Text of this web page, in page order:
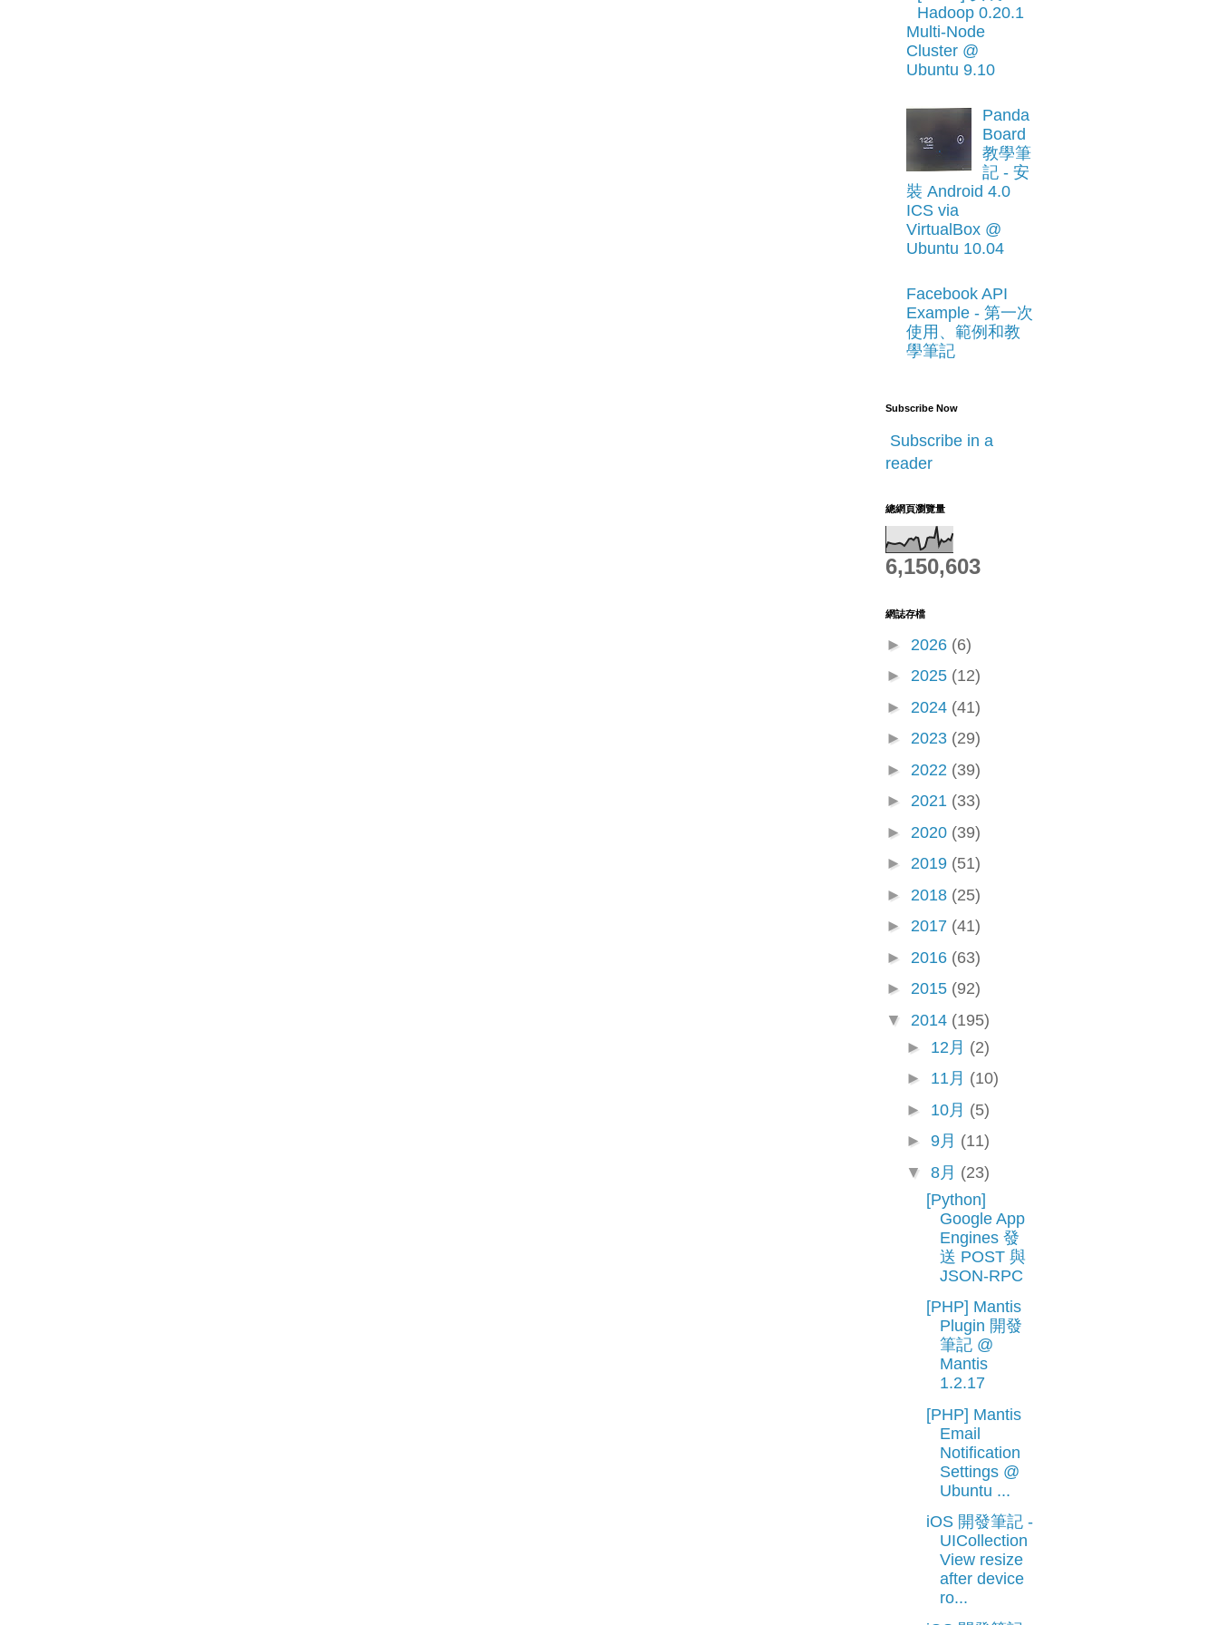
Hadoop 0.20.1
Multi-Node
Cluster @
Ubuntu 9.10
Panda
Board
教學筆
記 - 安
裝 Android 4.0
ICS via
VirtualBox @
Ubuntu 10.04
Facebook API
Example - 第一次
使用、範例和教
學筆記
Subscribe Now
Subscribe in a
reader
總網頁瀏覽量
6,150,603
網誌存檔
► 2026 (6)
► 2025 (12)
► 2024 (41)
► 2023 (29)
► 2022 (39)
► 2021 (33)
► 2020 (39)
► 2019 (51)
► 2018 (25)
► 2017 (41)
► 2016 (63)
► 2015 (92)
▼ 2014 (195)
► 12月 (2)
► 11月 (10)
► 10月 (5)
► 9月 (11)
▼ 8月 (23)
[Python]
Google App
Engines 發
送 POST 與
JSON-RPC
[PHP] Mantis
Plugin 開發
筆記 @
Mantis
1.2.17
[PHP] Mantis
Email
Notification
Settings @
Ubuntu ...
iOS 開發筆記 -
UICollection
View resize
after device
ro...